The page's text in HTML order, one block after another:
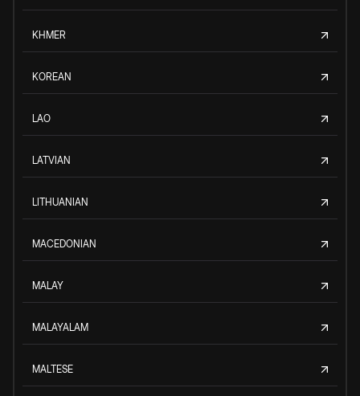
KHMER
KOREAN
LAO
LATVIAN
LITHUANIAN
MACEDONIAN
MALAY
MALAYALAM
MALTESE